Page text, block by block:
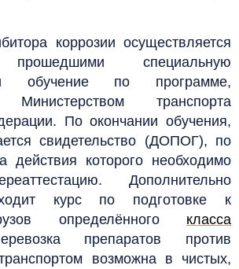
коррозии осуществляется
прошедшими специальную
обучение по программе,
Министерством транспорта
По окончании обучения,
свидетельство (ДОПОГ), по
действия которого необходимо
Дополнительно
курс по подготовке к
определённого класса
препаратов против
возможна в чистых,